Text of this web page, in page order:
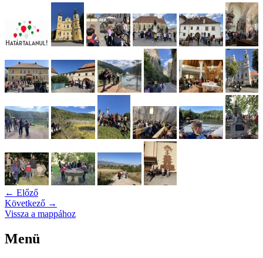
← Előző
Következő →
Vissza a mappához
Menü